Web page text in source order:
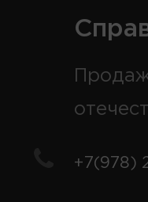
+7(978)